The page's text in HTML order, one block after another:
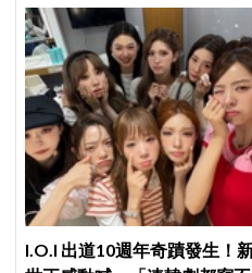
I.O.I 出道10週年奇蹟發生！